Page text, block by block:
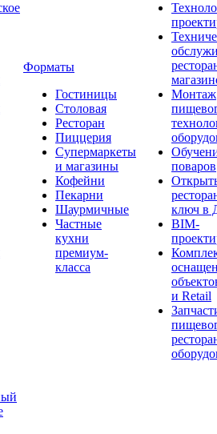
Форматы
Гостиницы
Столовая
Ресторан
Пиццерия
Супермаркеты
и магазины
Кофейни
Пекарни
Шаурмичные
Частные
кухни
премиум-
класса
Монтаж
поваров
ключ в
BIM-
и Retail